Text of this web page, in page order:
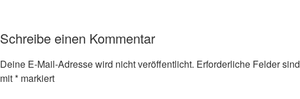
Schreibe einen Kommentar
Deine E-Mail-Adresse wird nicht veröffentlicht. Erforderliche Felder sind
mit* markiert